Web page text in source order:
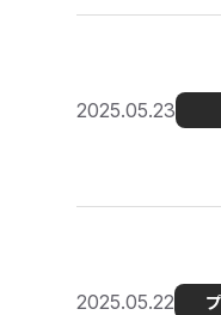
2025.05.23
2025.05.22